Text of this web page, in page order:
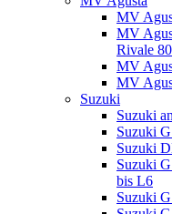
MV
MV
Rivale
MV
MV
Suzuki
Suzuki
Suzuki
Suzuki
Suzuki
bis L6
Suzuki